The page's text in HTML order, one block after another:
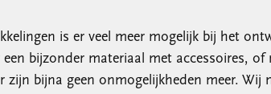
is er veel meer mogelijk bij het
bijzonder materiaal met accessoires,
zijn bijna geen onmogelijkheden meer.